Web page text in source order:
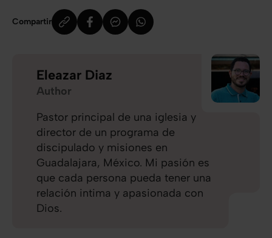
Compartir
Eleazar Diaz
Author
Pastor principal de una iglesia y
director de un programa de
discipulado y misiones en
Guadalajara, México. Mi pasión es
que cada persona pueda tener una
relación intima y apasionada con
Dios.